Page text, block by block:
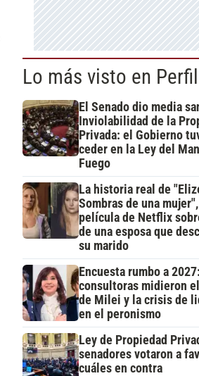
Lo más visto en Perfil
El Senado dio media
Inviolabilidad de la
Privada: el Gobierno
ceder en la Ley del
Fuego
La historia real de
Sombras de una
película de Netflix
de una esposa que
su marido
Encuesta rumbo a
consultoras midieron
de Milei y la crisis de
en el peronismo
Ley de Propiedad
senadores votaron a
cuáles en contra